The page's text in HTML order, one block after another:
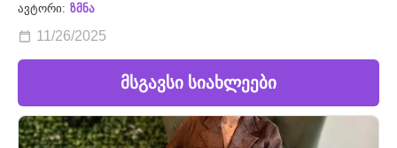
ავტორი: ზმნა
11/26/2025
მსგავსი სიახლეები